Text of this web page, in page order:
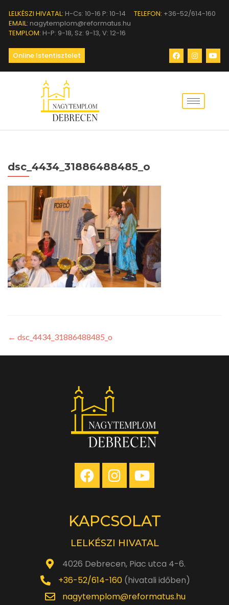
LELKÉSZI HIVATAL: H-Cs: 10-16 P: 10-14 TELEFON: +36-52/614-160
EMAIL: nagytemplom@reformatus.hu
TEMPLOM: H-P: 9-18, Sz: 9-13, V: 12-16
Online Istentisztelet
dsc_4434_31886488485_o
← dsc_4434_31886488485_o
KAPCSOLAT
LELKÉSZI HIVATAL
4026 Debrecen, Piac utca 4-6.
+36-52/614-160(hivatali időben)
nagytemplom@reformatus.hu